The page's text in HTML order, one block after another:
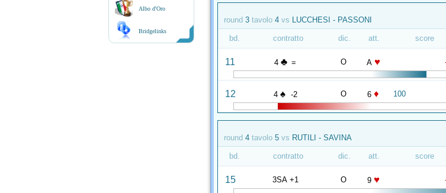
Albo d'Oro
Bridgelinks
round 3 tavolo 4 vs LUCCHESI - PASSONI
bd. contratto dic. att. score
11 4 ♣ = O A ♥
12 4 ♠ -2 O 6 ♦ 100
round 4 tavolo 5 vs RUTILI - SAVINA
bd. contratto dic. att. score
15 3SA +1 O 9 ♥